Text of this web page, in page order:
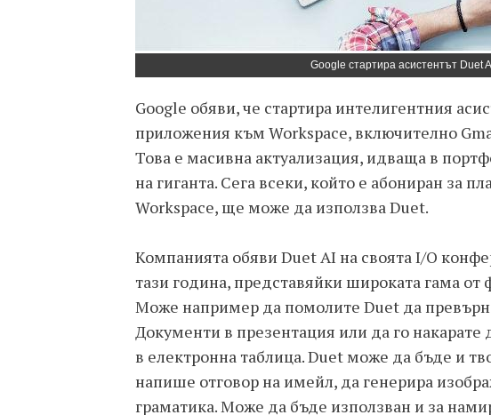
Google стартира асистентът Duet
Google обяви, че стартира интелигентния
приложения към Workspace, включително
Това е масивна актуализация, идваща в
на гиганта. Сега всеки, който е абониран за
Workspace, ще може да използва Duet.
Компанията обяви Duet AI на своята I/O
тази година, представяйки широката гама от
Може например да помолите Duet да
Документи в презентация или да го
в електронна таблица. Duet може да бъде и
напише отговор на имейл, да генерира
граматика. Може да бъде използван и за